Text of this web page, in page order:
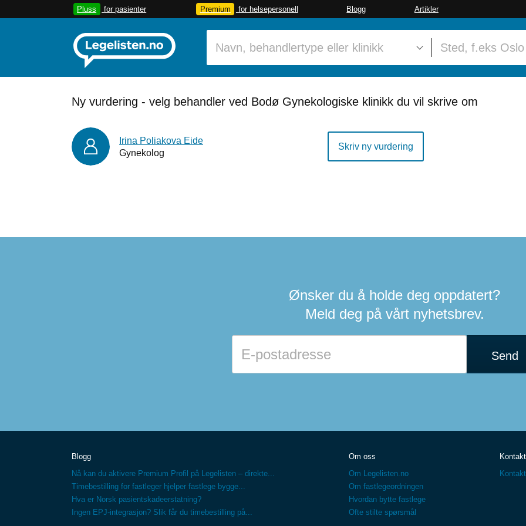
Pluss for pasienter Premium for helsepersonell Blogg Artikler
Ny vurdering - velg behandler ved Bodø Gynekologiske klinikk du vil skrive om
Irina Poliakova Eide
Gynekolog
Skriv ny vurdering
Ønsker du å holde deg oppdatert?
Meld deg på vårt nyhetsbrev.
Send
Blogg
Nå kan du aktivere Premium Profil på Legelisten – direkte...
Timebestilling for fastleger hjelper fastlege bygge...
Hva er Norsk pasientskadeerstatning?
Ingen EPJ-integrasjon? Slik får du timebestilling på...
Om oss
Om Legelisten.no
Om fastlegeordningen
Hvordan bytte fastlege
Ofte stilte spørsmål
Kontakt